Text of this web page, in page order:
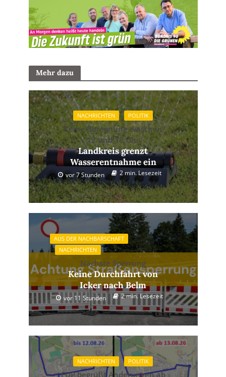
Mehr dazu
NACHRICHTEN POLITIK
Keine Beregnung zwischen
12 und 18 Uhr
Landkreis grenzt
Wasserentnahme ein
vor 7 Stunden 2 min. Lesezeit
AUS DER NACHBARSCHAFT
NACHRICHTEN
Nächste Sperrung
Keine Durchfahrt von
Icker nach Belm
vor 11 Stunden 2 min. Lesezeit
NACHRICHTEN POLITIK
FDP begrüßt Änderungen ab